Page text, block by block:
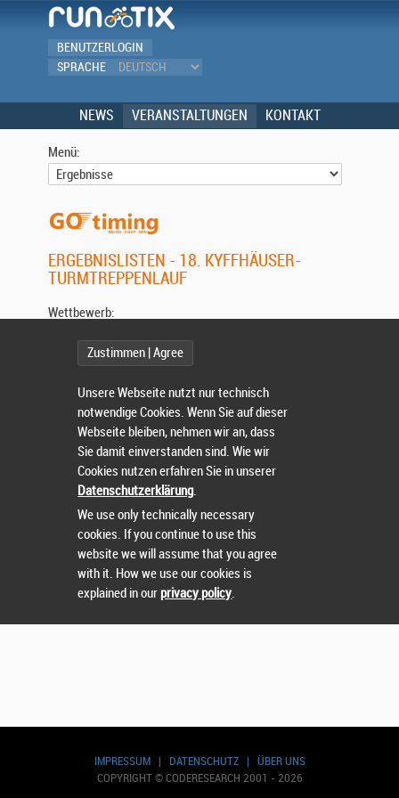
BENUTZERLOGIN
SPRACHE
NEWS VERANSTALTUNGEN KONTAKT
Menü:
ERGEBNISLISTEN - 18. KYFFHÄUSER-
TURMTREPPENLAUF
IMPRESSUM| DATENSCHUTZ| ÜBER UNS
COPYRIGHT © CODERESEARCH 2001 - 2026
Wettbewerb:
Wählen Sie einen Wettbewerb.
Zustimmen | Agree
Unsere Webseite nutzt nur technisch
notwendige Cookies. Wenn Sie auf dieser
Webseite bleiben, nehmen wir an, dass
Sie damit einverstanden sind. Wie wir
Cookies nutzen erfahren Sie in unserer
Datenschutzerklärung.
We use only technically necessary
cookies. If you continue to use this
website we will assume that you agree
with it. How we use our cookies is
explained in ourprivacy policy.